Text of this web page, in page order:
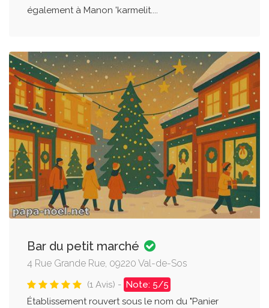
également à Manon 'karmelit....
Bar du petit marché
4 Rue Grande Rue, 09220 Val-de-Sos
(1 Avis) - Note: 5/5
Établissement rouvert sous le nom du "Panier